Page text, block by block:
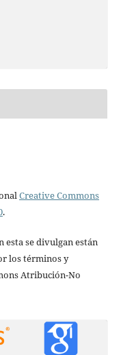
Creative Commons
.
esta se divulgan están
los términos y
Atribución-No